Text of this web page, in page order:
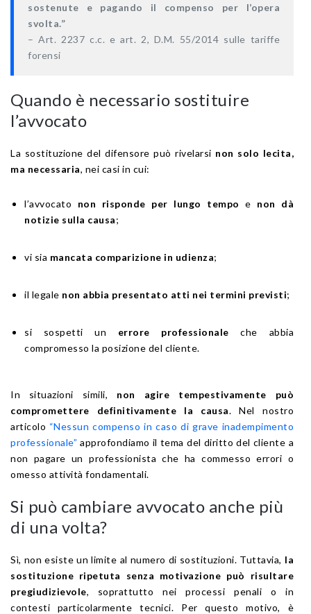
sostenute e pagando il compenso per l’opera
svolta.”
–Art. 2237 c.c. e art. 2, D.M. 55/2014 sulle tariffe
forensi
Quando è necessario sostituire
l’avvocato
La sostituzione del difensore può rivelarsi non solo lecita,
ma necessaria, nei casi in cui:
l’avvocato non risponde per lungo tempo e non dà
notizie sulla causa;
vi sia mancata comparizione in udienza;
il legale non abbia presentato atti nei termini previsti;
si sospetti un errore professionale che abbia
compromesso la posizione del cliente.
In situazioni simili, non agire tempestivamente può
compromettere definitivamente la causa. Nel nostro
articolo “Nessun compenso in caso di grave inadempimento
professionale” approfondiamo il tema del diritto del cliente a
non pagare un professionista che ha commesso errori o
omesso attività fondamentali.
Si può cambiare avvocato anche più
di una volta?
Sì, non esiste un limite al numero di sostituzioni. Tuttavia, la
sostituzione ripetuta senza motivazione può risultare
pregiudizievole, soprattutto nei processi penali o in
contesti particolarmente tecnici. Per questo motivo, è